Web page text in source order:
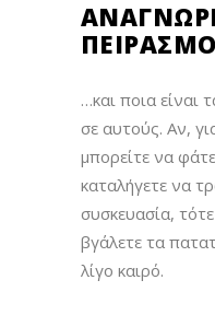
…και ποια είναι
σε αυτούς. Αν,
μπορείτε να
καταλήγετε να
συσκευασία,
βγάλετε τα
λίγο καιρό.